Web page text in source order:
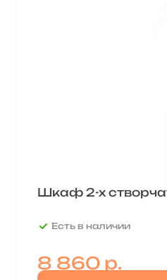
Шкаф 2-х
Есть в наличии
8 860р.